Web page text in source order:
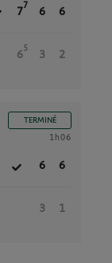
7
7
6 6
6
5
3 2
TERMINÉ
1h06
6 6
3 1